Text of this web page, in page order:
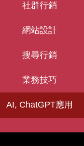
社群行銷
網站設計
搜尋行銷
業務技巧
AI, ChatGPT應用